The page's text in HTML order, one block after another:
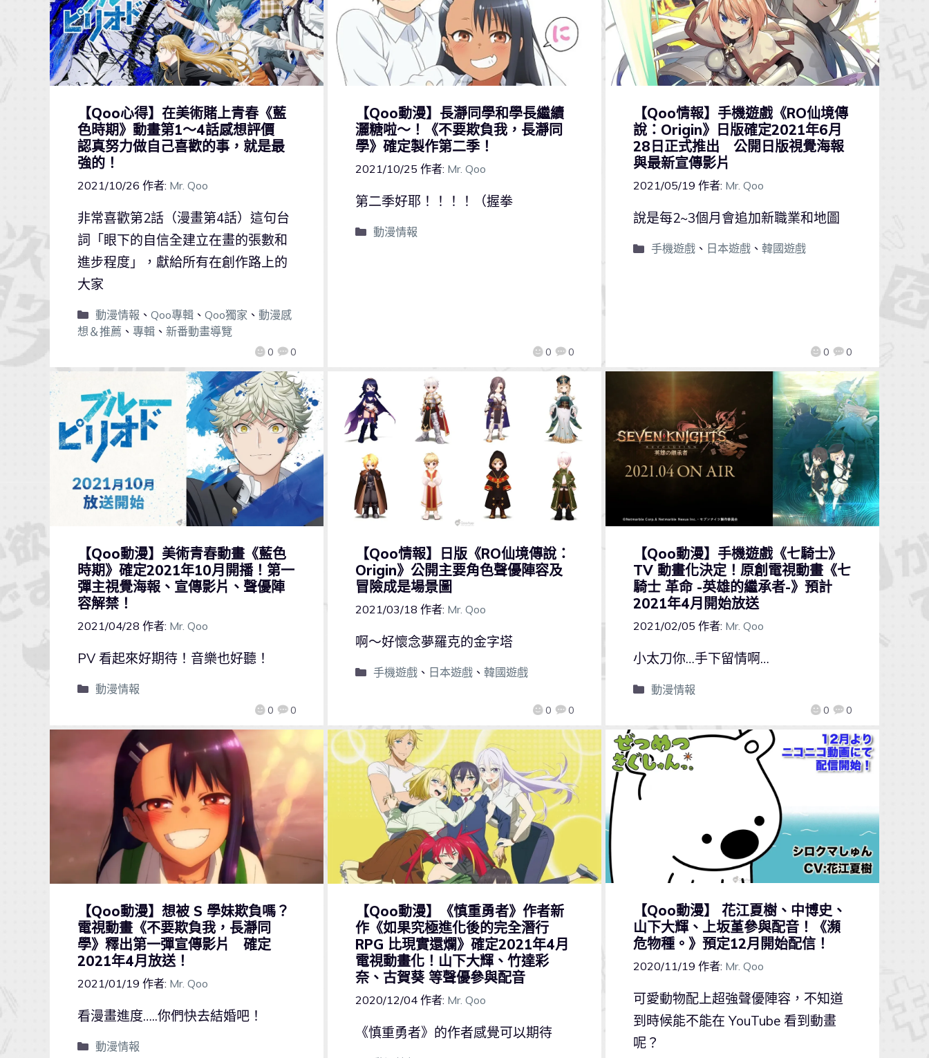
【Qoo心得】在美術賭上青春《藍
色時期》動畫第1～4話感想評價
認真努力做自己喜歡的事，就是最
強的！
2021/10/26 作者: Mr. Qoo
0 0
非常喜歡第2話（漫畫第4話）這句台
詞「眼下的自信全建立在畫的張數和
進步程度」，獻給所有在創作路上的
大家
動漫情報 、 Qoo專輯、 Qoo獨家 、 動漫感
想＆推薦 、 專輯 、 新番動畫導覽
【Qoo動漫】長瀞同學和學長繼續
灑糖啦～！《不要欺負我，長瀞同
學》確定製作第二季！
2021/10/25 作者: Mr. Qoo
0 0
第二季好耶！！！！（握拳
動漫情報
【Qoo情報】手機遊戲《RO仙境傳
說：Origin》日版確定2021年6月
28日正式推出 公開日版視覺海報
與最新宣傳影片
2021/05/19 作者: Mr. Qoo
0 0
說是每2~3個月會追加新職業和地圖
手機遊戲、 日本遊戲、 韓國遊戲
【Qoo動漫】美術青春動畫《藍色
時期》確定2021年10月開播！第一
彈主視覺海報、宣傳影片、聲優陣
容解禁！
2021/04/28 作者: Mr. Qoo
0 0
PV 看起來好期待！音樂也好聽！
動漫情報
【Qoo情報】日版《RO仙境傳說：
Origin》公開主要角色聲優陣容及
冒險成是場景圖
2021/03/18 作者: Mr. Qoo
0 0
啊～好懷念夢羅克的金字塔
手機遊戲、 日本遊戲、 韓國遊戲
【Qoo動漫】手機遊戲《七騎士》
TV 動畫化決定！原創電視動畫《七
騎士 革命 -英雄的繼承者-》預計
2021年4月開始放送
2021/02/05 作者: Mr. Qoo
0 0
小太刀你…手下留情啊…
動漫情報
【Qoo動漫】想被 S 學妹欺負嗎？
電視動畫《不要欺負我，長瀞同
學》釋出第一彈宣傳影片 確定
2021年4月放送！
2021/01/19 作者: Mr. Qoo
看漫畫進度…..你們快去結婚吧！
動漫情報
【Qoo動漫】《慎重勇者》作者新
作《如果究極進化後的完全潛行
RPG 比現實還爛》確定2021年4月
電視動畫化！山下大輝、竹達彩
奈、古賀葵 等聲優參與配音
2020/12/04 作者: Mr. Qoo
《慎重勇者》的作者感覺可以期待
【Qoo動漫】 花江夏樹、中博史、
山下大輝、上坂堇參與配音！《瀕
危物種。》預定12月開始配信！
2020/11/19 作者: Mr. Qoo
可愛動物配上超強聲優陣容，不知道
到時候能不能在 YouTube 看到動畫
呢？